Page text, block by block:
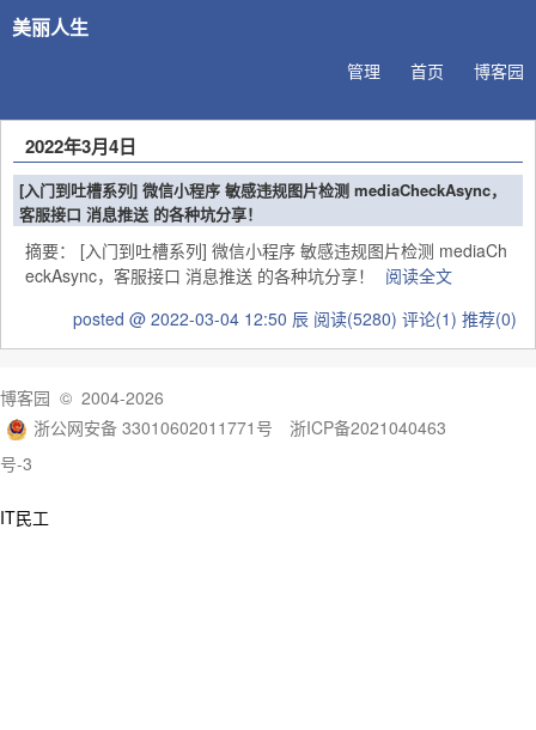
美丽人生
博客园
首页
管理
2022年3月4日
[入门到吐槽系列] 微信小程序 敏感违规图片检测 mediaCheckAsync，
客服接口 消息推送 的各种坑分享！
摘要： [入门到吐槽系列] 微信小程序 敏感违规图片检测 mediaCh
eckAsync，客服接口 消息推送 的各种坑分享！
阅读全文
posted @ 2022-03-04 12:50 辰 阅读(5280) 评论(1) 推荐(0)
博客园 © 2004-2026
浙公网安备 33010602011771号
浙ICP备2021040463
号-3
IT民工